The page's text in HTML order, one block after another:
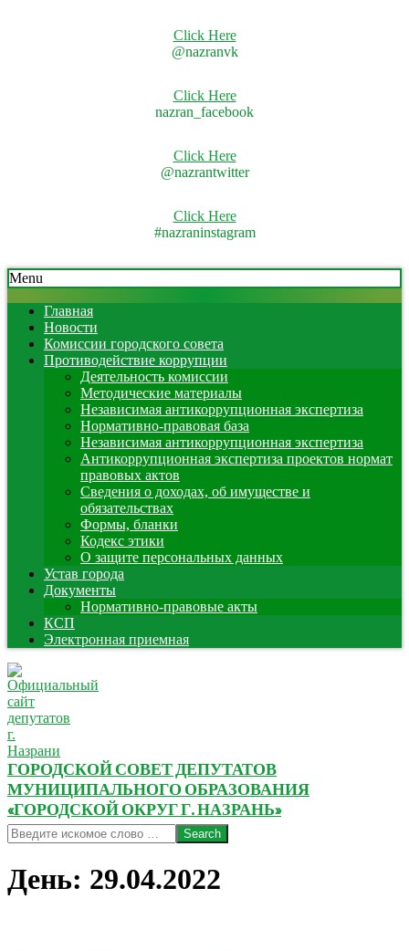
Click Here
@nazranvk
Click Here
nazran_facebook
Click Here
@nazrantwitter
Click Here
#nazraninstagram
Skip
to
content
Secondary
Navigation
Menu
Menu
Главная
Новости
Комиссии городского совета
Противодействие коррупции
Деятельность комиссии
Методические материалы
Независимая антикоррупционная экспертиза
Нормативно-правовая база
Независимая антикоррупционная экспертиза
Антикоррупционная экспертиза проектов нормат
правовых актов
Сведения о доходах, об имуществе и
обязательствах
Формы, бланки
Кодекс этики
О защите персональных данных
Устав города
Документы
Нормативно-правовые акты
КСП
Электронная приемная
ГОРОДСКОЙ СОВЕТ ДЕПУТАТОВ
МУНИЦИПАЛЬНОГО ОБРАЗОВАНИЯ
«ГОРОДСКОЙ ОКРУГ Г. НАЗРАНЬ»
Search
День: 29.04.2022